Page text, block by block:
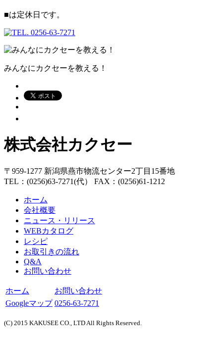
■は定休日です。
みんなにカクセーを教える！
株式会社カクセー
〒959-1277 新潟県燕市物流センター2丁目15番地
TEL：(0256)63-7271(代） FAX：(0256)61-1212
ホーム
会社概要
ニュース・リリース
WEBカタログ
レシピ
お取引きの流れ
Q&A
お問い合わせ
ホーム
お問い合わせ
Googleマップ 0256-63-7271
(C) 2015 KAKUSEE CO., LTD All Rights Reserved.